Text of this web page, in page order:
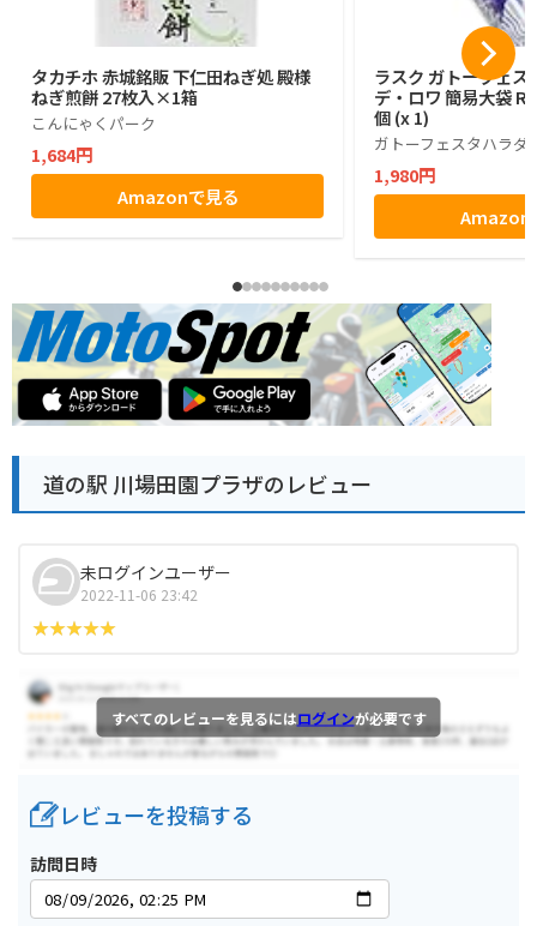
タカチホ 赤城銘販 下仁田ねぎ処 殿様
ねぎ煎餅 27枚入×1箱
こんにゃくパーク
1,684円
Amazonで見る
ラスク ガトーフェス
デ・ロワ 簡易大袋
個 (x 1)
ガトーフェスタハラダ
1,980円
Amazon
道の駅 川場田園プラザのレビュー
未ログインユーザー
2022-11-06 23:42
すべてのレビューを見るにはログインが必要です
レビューを投稿する
訪問日時